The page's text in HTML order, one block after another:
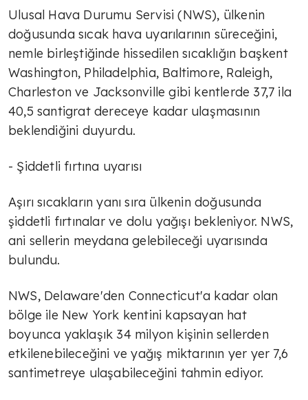
Ulusal Hava Durumu Servisi (NWS), ülkenin
doğusunda sıcak hava uyarılarının süreceğini,
nemle birleştiğinde hissedilen sıcaklığın başkent
Washington, Philadelphia, Baltimore, Raleigh,
Charleston ve Jacksonville gibi kentlerde 37,7 ila
40,5 santigrat dereceye kadar ulaşmasının
beklendiğini duyurdu.
- Şiddetli fırtına uyarısı
Aşırı sıcakların yanı sıra ülkenin doğusunda
şiddetli fırtınalar ve dolu yağışı bekleniyor. NWS,
ani sellerin meydana gelebileceği uyarısında
bulundu.
NWS, Delaware'den Connecticut'a kadar olan
bölge ile New York kentini kapsayan hat
boyunca yaklaşık 34 milyon kişinin sellerden
etkilenebileceğini ve yağış miktarının yer yer 7,6
santimetreye ulaşabileceğini tahmin ediyor.